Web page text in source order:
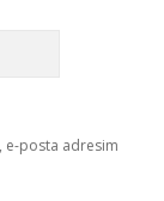
e-posta adresim